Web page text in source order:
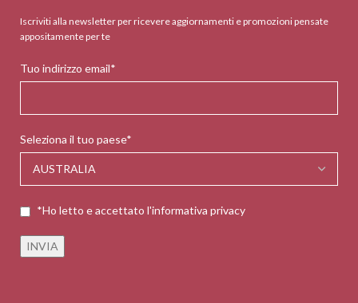
Iscriviti alla newsletter per ricevere aggiornamenti e promozioni pensate
appositamente per te
Tuo indirizzo email*
Seleziona il tuo paese*
*Ho letto e accettato l'informativa privacy